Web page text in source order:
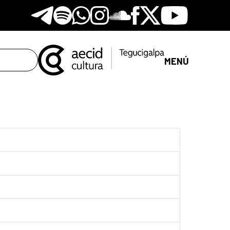
Telegram
SpotifyWhatsapp
Instagram
Soundclore
Facebook
X Youtube
MENÚ